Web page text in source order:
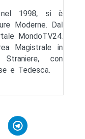
1998, si è
Moderne. Dal
MondoTV24.
Magistrale in
con
e Tedesca.